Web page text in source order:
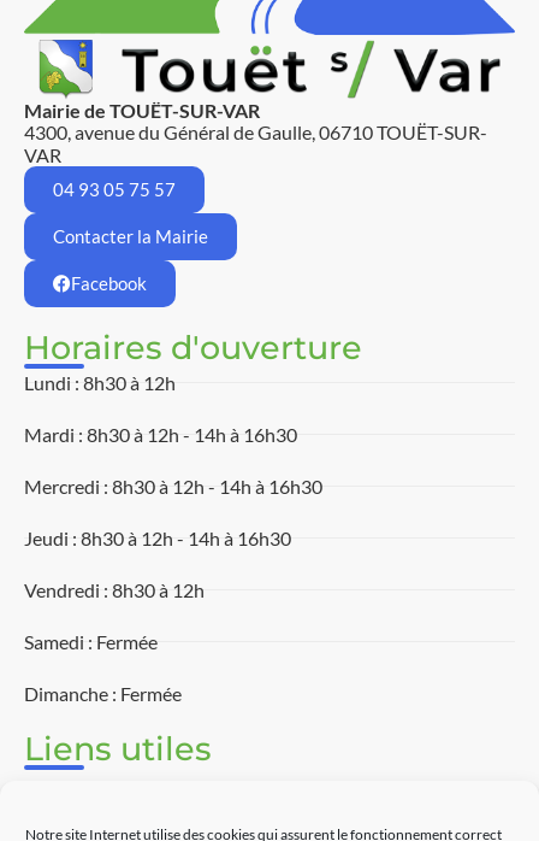
Notre site Internet utilise des cookies qui assurent le fonctionnement correct
Mairie de TOUËT-SUR-VAR
4300, avenue du Général de Gaulle, 06710 TOUËT-SUR-
VAR
04 93 05 75 57
Contacter la Mairie
Facebook
Horaires d'ouverture
Lundi : 8h30 à 12h
Mardi : 8h30 à 12h - 14h à 16h30
Mercredi : 8h30 à 12h - 14h à 16h30
Jeudi : 8h30 à 12h - 14h à 16h30
Vendredi : 8h30 à 12h
Samedi : Fermée
Dimanche : Fermée
Liens utiles